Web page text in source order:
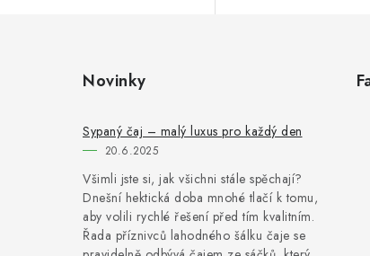
Novinky
Sypaný čaj – malý luxus pro každý den
20.6.2025
Všimli jste si, jak všichni stále spěchají?
Dnešní hektická doba mnohé tlačí k tomu,
aby volili rychlé řešení před tím kvalitním.
Řada příznivců lahodného šálku čaje se